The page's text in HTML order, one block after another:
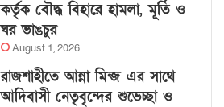
কর্তৃক বৌদ্ধ বিহারে হামলা, মূর্তি ও
ঘর ভাঙচুর
August 1, 2026
রাজশাহীতে আন্না মিন্জ এর সাথে
আদিবাসী নেতৃবৃন্দের শুভেচ্ছা ও